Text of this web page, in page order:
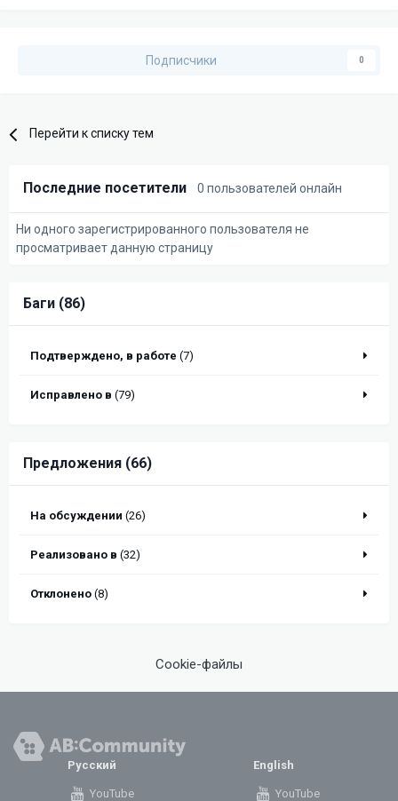
Подписчики 0
Перейти к списку тем
Последние посетители 0 пользователей онлайн
Ни одного зарегистрированного пользователя не
просматривает данную страницу
Баги (86)
Подтверждено, в работе (7)
Исправлено в (79)
Предложения (66)
На обсуждении (26)
Реализовано в (32)
Отклонено (8)
Cookie-файлы
Русский
YouTube
English
YouTube